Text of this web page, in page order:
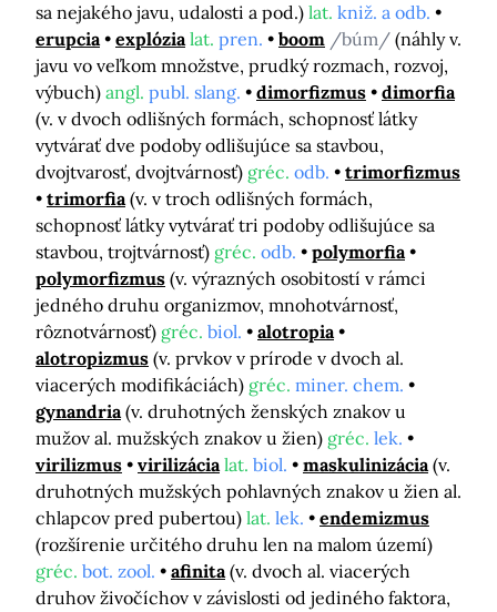
sa nejakého javu, udalosti a pod.) lat. kniž. a odb.
erupcia
explózia lat. pren. boom /búm/ (náhly v.
javu vo veľkom množstve, prudký rozmach, rozvoj,
výbuch) angl. publ. slang. dimorfizmus
dimorfia
(v. v dvoch odlišných formách, schopnosť látky
vytvárať dve podoby odlišujúce sa stavbou,
dvojtvarosť, dvojtvárnosť) gréc. odb.
trimorfizmus
trimorfia (v. v troch odlišných formách,
schopnosť látky vytvárať tri podoby odlišujúce sa
stavbou, trojtvárnosť) gréc. odb.
polymorfia
polymorfizmus (v. výrazných osobitostí v rámci
jedného druhu organizmov, mnohotvárnosť,
rôznotvárnosť) gréc. biol.
alotropia
alotropizmus (v. prvkov v prírode v dvoch al.
viacerých modifikáciách) gréc. miner. chem.
gynandria (v. druhotných ženských znakov u
mužov al. mužských znakov u žien) gréc. lek.
virilizmus
virilizácia lat. biol. maskulinizácia (v.
druhotných mužských pohlavných znakov u žien al.
chlapcov pred pubertou) lat. lek.
endemizmus
(rozšírenie určitého druhu len na malom území)
gréc. bot. zool. afinita (v. dvoch al. viacerých
druhov živočíchov v závislosti od jediného faktora,